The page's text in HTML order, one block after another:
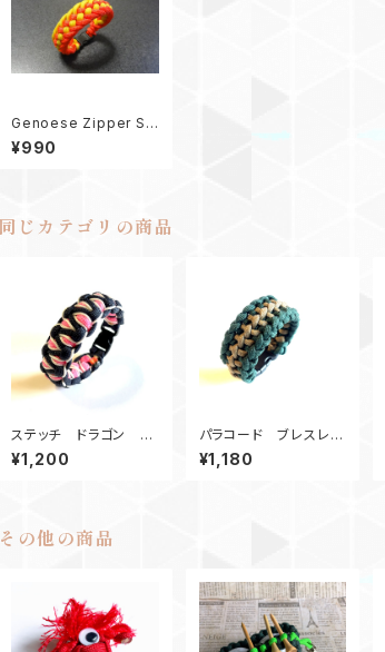
Genoese Zipper Sin
net パラコードブレス
レット
¥990
同じカテゴリの商品
ステッチ ドラゴン パ
ラコードブレスレット_B
P
¥1,200
パラコード ブレスレッ
ト_CaymanBack_GK
¥1,180
その他の商品